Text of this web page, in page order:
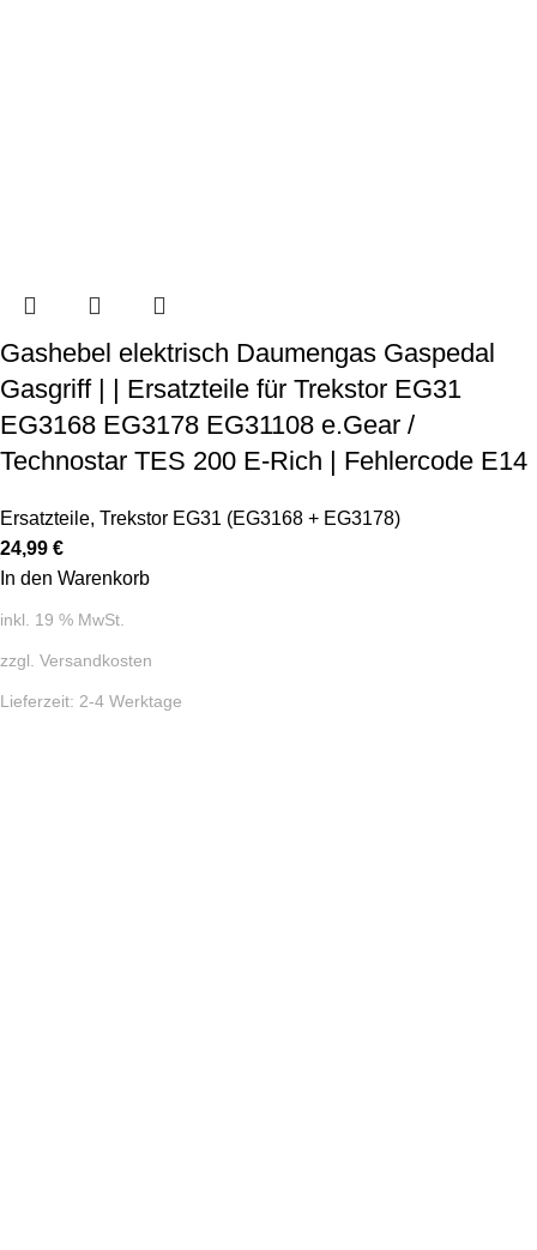
Gashebel elektrisch Daumengas Gaspedal
Gasgriff | | Ersatzteile für Trekstor EG31
EG3168 EG3178 EG31108 e.Gear /
Technostar TES 200 E-Rich | Fehlercode E14
Ersatzteile, Trekstor EG31 (EG3168 + EG3178)
24,99 €
In den Warenkorb
inkl. 19 % MwSt.
zzgl. Versandkosten
Lieferzeit: 2-4 Werktage